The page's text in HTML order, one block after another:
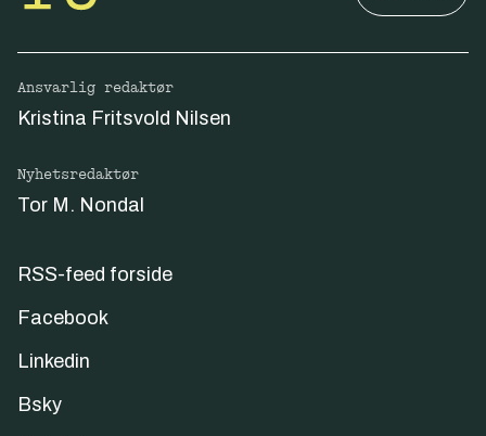
Ansvarlig redaktør
Kristina Fritsvold Nilsen
Nyhetsredaktør
Tor M. Nondal
RSS-feed forside
Facebook
Linkedin
Bsky